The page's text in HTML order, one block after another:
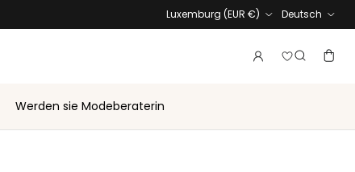
Land/Region
Luxemburg (EUR €) Deutsch
Konto Melden
Suche
Werden sie Modeberaterin